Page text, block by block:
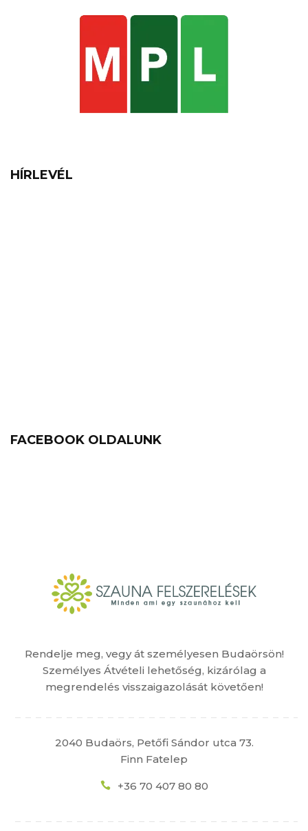
Rendelje meg, vegy át személyesen Budaörsön!
Személyes Átvételi lehetőség, kizárólag a
megrendelés visszaigazolását követően!
2040 Budaörs, Petőfi Sándor utca 73.
Finn Fatelep
+36 70 407 80 80
HÍRLEVÉL
FACEBOOK OLDALUNK